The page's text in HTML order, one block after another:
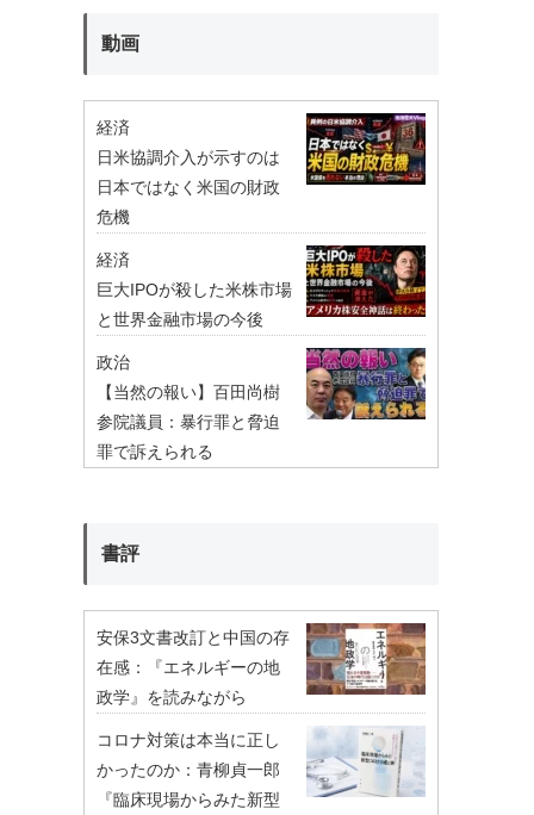
動画
経済
日米協調介入が示すのは
日本ではなく米国の財政
危機
経済
巨大IPOが殺した米株市場
と世界金融市場の今後
政治
【当然の報い】百田尚樹
参院議員：暴行罪と脅迫
罪で訴えられる
書評
安保3文書改訂と中国の存
在感：『エネルギーの地
政学』を読みながら
コロナ対策は本当に正し
かったのか：青柳貞一郎
『臨床現場からみた新型